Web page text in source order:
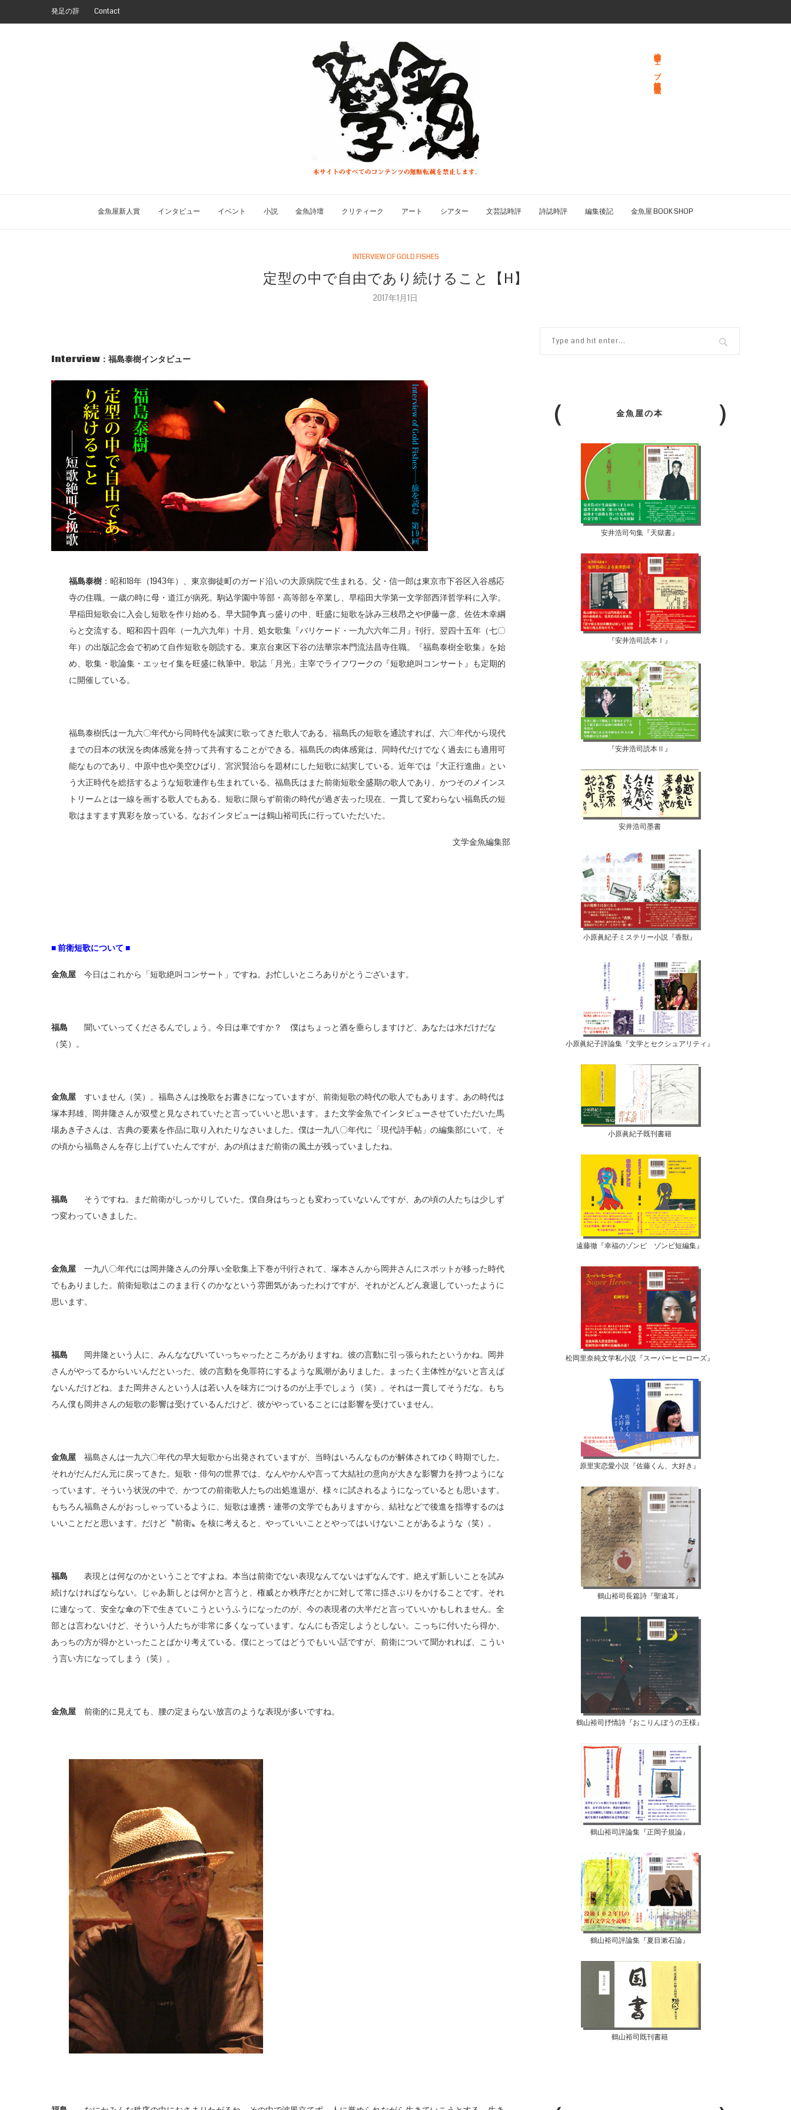
発足の辞 Contact
総合文学ウェブ情報誌 文学金魚
金魚屋新人賞 インタビュー イベント 小説 金魚詩壇 クリティーク アート シアター 文芸誌時評 詩誌時評 編集後記 金魚屋 BOOK SHOP
INTERVIEW OF GOLD FISHES
定型の中で自由であり続けること【H】
2017年1月1日
Interview ：福島泰樹インタビュー
福島泰樹 ：昭和18年（1943年）、東京御徒町のガード沿いの大原病院で生まれる。父・信一郎は東京市下谷区入谷感応
寺の住職。一歳の時に母・道江が病死。駒込学園中等部・高等部を卒業し、早稲田大学第一文学部西洋哲学科に入学。
早稲田短歌会に入会し短歌を作り始める。早大闘争真っ盛りの中、旺盛に短歌を詠み三枝昂之や伊藤一彦、佐佐木幸綱
らと交流する。昭和四十四年（一九六九年）十月、処女歌集『バリケード・一九六六年二月』刊行。翌四十五年（七〇
年）の出版記念会で初めて自作短歌を朗読する。東京台東区下谷の法華宗本門流法昌寺住職。『福島泰樹全歌集』を始
め、歌集・歌論集・エッセイ集を旺盛に執筆中。歌誌「月光」主宰でライフワークの『短歌絶叫コンサート』も定期的
に開催している。
福島泰樹氏は一九六〇年代から同時代を誠実に歌ってきた歌人である。福島氏の短歌を通読すれば、六〇年代から現代
までの日本の状況を肉体感覚を持って共有することができる。福島氏の肉体感覚は、同時代だけでなく過去にも適用可
能なものであり、中原中也や美空ひばり、宮沢賢治らを題材にした短歌に結実している。近年では『大正行進曲』とい
う大正時代を総括するような短歌連作も生まれている。福島氏はまた前衛短歌全盛期の歌人であり、かつそのメインス
トリームとは一線を画する歌人でもある。短歌に限らず前衛の時代が過ぎ去った現在、一貫して変わらない福島氏の短
歌はますます異彩を放っている。なおインタビューは鶴山裕司氏に行っていただいた。
文学金魚編集部
■前衛短歌について ■
金魚屋 今日はこれから「短歌絶叫コンサート」ですね。お忙しいところありがとうございます。
福島 聞いていってくださるんでしょう。今日は車ですか？ 僕はちょっと酒を垂らしますけど、あなたは水だけだな
（笑）。
金魚屋 すいません（笑）。福島さんは挽歌をお書きになっていますが、前衛短歌の時代の歌人でもあります。あの時代は
塚本邦雄、岡井隆さんが双璧と見なされていたと言っていいと思います。また文学金魚でインタビューさせていただいた馬
場あき子さんは、古典の要素を作品に取り入れたりなさいました。僕は一九八〇年代に「現代詩手帖」の編集部にいて、そ
の頃から福島さんを存じ上げていたんですが、あの頃はまだ前衛の風土が残っていましたね。
福島 そうですね。まだ前衛がしっかりしていた。僕自身はちっとも変わっていないんですが、あの頃の人たちは少しず
つ変わっていきました。
金魚屋 一九八〇年代には岡井隆さんの分厚い全歌集上下巻が刊行されて、塚本さんから岡井さんにスポットが移った時代
でもありました。前衛短歌はこのまま行くのかなという雰囲気があったわけですが、それがどんどん衰退していったように
思います。
福島 岡井隆という人に、みんななびいていっちゃったところがありますね。彼の言動に引っ張られたというかね。岡井
さんがやってるからいいんだといった、彼の言動を免罪符にするような風潮がありました。まったく主体性がないと言えば
ないんだけどね。また岡井さんという人は若い人を味方につけるのが上手でしょう（笑）。それは一貫してそうだな。もち
ろん僕も岡井さんの短歌の影響は受けているんだけど、彼がやっていることには影響を受けていません。
金魚屋 福島さんは一九六〇年代の早大短歌から出発されていますが、当時はいろんなものが解体されてゆく時期でした。
それがだんだん元に戻ってきた。短歌・俳句の世界では、なんやかんや言って大結社の意向が大きな影響力を持つようにな
っています。そういう状況の中で、かつての前衛歌人たちの出処進退が、様々に試されるようになっているとも思います。
もちろん福島さんがおっしゃっているように、短歌は連携・連帯の文学でもありますから、結社などで後進を指導するのは
いいことだと思います。だけど〝前衛〟を核に考えると、やっていいこととやってはいけないことがあるような（笑）。
福島 表現とは何なのかということですよね。本当は前衛でない表現なんてないはずなんです。絶えず新しいことを試み
続けなければならない。じゃあ新しとは何かと言うと、権威とか秩序だとかに対して常に揺さぶりをかけることです。それ
に連なって、安全な傘の下で生きていこうというふうになったのが、今の表現者の大半だと言っていいかもしれません。全
部とは言わないけど、そういう人たちが非常に多くなっています。なんにも否定しようとしない。こっちに付いたら得か、
あっちの方が得かといったことばかり考えている。僕にとってはどうでもいい話ですが、前衛について聞かれれば、こうい
う言い方になってしまう（笑）。
金魚屋 前衛的に見えても、腰の定まらない放言のような表現が多いですね。
金魚屋の本
安井浩司句集『天獄書』
『安井浩司読本Ⅰ』
『安井浩司読本Ⅱ』
安井浩司墨書
小原眞紀子ミステリー小説『香獣』
小原眞紀子評論集『文学とセクシュアリティ』
小原眞紀子既刊書籍
遠藤徹『幸福のゾンビ ゾンビ短編集』
松岡里奈純文学私小説『スーパーヒーローズ』
原里実恋愛小説『佐藤くん、大好き』
鶴山裕司長篇詩『聖遠耳』
鶴山裕司抒情詩『おこりんぼうの王様』
鶴山裕司評論集『正岡子規論』
鶴山裕司評論集『夏目漱石論』
鶴山裕司既刊書籍